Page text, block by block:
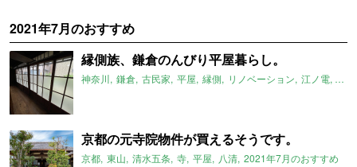
2021年7月のおすすめ
縁側族、鎌倉のんびり平屋暮らし。
神奈川 鎌倉 古民家 平屋 縁側 リノベーション 江ノ電 ス
京都の元寺院物件が買えるそうです。
京都 東山 清水五条 寺 平屋 八清 2021年7月のおすすめ